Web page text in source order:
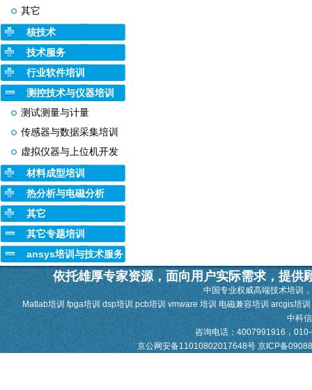
其它
核技术
技术服务
行业软件培训
测控技术与仪器培训
测试测量与计量
传感器与数据采集培训
虚拟仪器与上位机开发
材料成型培训
热分析与电磁分析
其它
其它专题培训
ansys培训与技术服务
依托雄厚专家资源，面向用户实际需求，提供
中国专业权威高端技术培训
Matlab培训 fpga培训 dsp培训 pcb培训 vmware 培训 电磁兼容培训 arcgis培
中科
咨询电话：4007991916，
京公网安备11010802017648号京ICP备